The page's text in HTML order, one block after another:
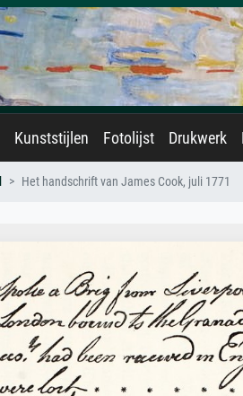
Kunststijlen Fotolijst Drukwerk
Het handschrift van James Cook, juli 1771